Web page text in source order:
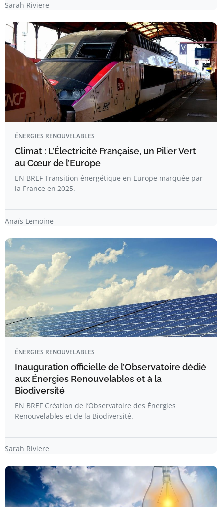
Sarah Riviere
ÉNERGIES RENOUVELABLES
Climat : L’Électricité Française, un Pilier Vert
au Cœur de l’Europe
EN BREF Transition énergétique en Europe marquée par
la France en 2025.
Anaïs Lemoine
ÉNERGIES RENOUVELABLES
Inauguration officielle de l’Observatoire dédié
aux Énergies Renouvelables et à la
Biodiversité
EN BREF Création de l’Observatoire des Énergies
Renouvelables et de la Biodiversité.
Sarah Riviere